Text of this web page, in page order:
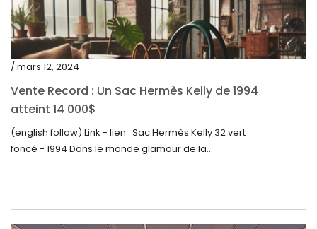
juillet 2022
juin 2022
mai 2022
avril 2022
mars 2022
février 2022
septembre 2021
/ mars 12, 2024
Vente Record : Un Sac Hermès Kelly de 1994
atteint 14 000$
(english follow) Link - lien : Sac Hermès Kelly 32 vert
foncé - 1994 Dans le monde glamour de la...